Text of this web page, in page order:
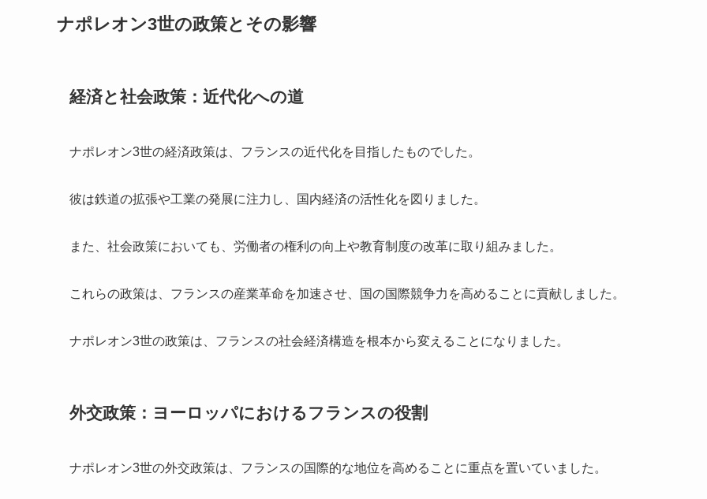
ナポレオン3世の政策とその影響
経済と社会政策：近代化への道
ナポレオン3世の経済政策は、フランスの近代化を目指したものでした。
彼は鉄道の拡張や工業の発展に注力し、国内経済の活性化を図りました。
また、社会政策においても、労働者の権利の向上や教育制度の改革に取り組みました。
これらの政策は、フランスの産業革命を加速させ、国の国際競争力を高めることに貢献しました。
ナポレオン3世の政策は、フランスの社会経済構造を根本から変えることになりました。
外交政策：ヨーロッパにおけるフランスの役割
ナポレオン3世の外交政策は、フランスの国際的な地位を高めることに重点を置いていました。